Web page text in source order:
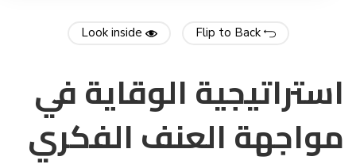
Flip to Back
Look inside
استراتيجية الوقاية في
مواجهة العنف الفكري